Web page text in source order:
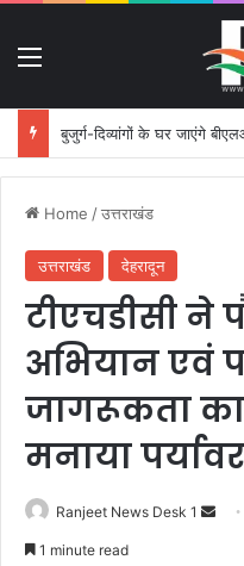
बुजुर्ग-दिव्यांगों के घर जाएंगे
Home /उत्तराखंड
उत्तराखंड देहरादून
टीएचडीसी ने
अभियान एवं
जागरूकता
मनाया
Ranjeet News Desk 1
1 minute read